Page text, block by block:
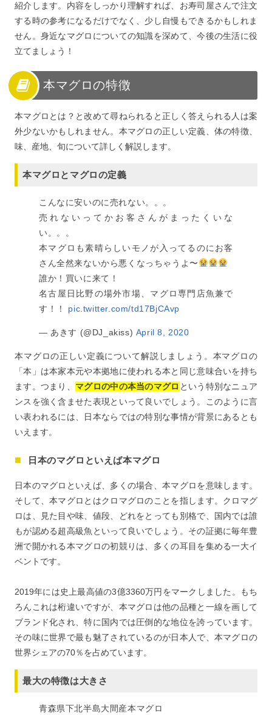
紹介します。内容をしっかり理解すれば、お寿司屋さんで注文
する時の参考になるだけでなく、少し自慢もできるかもしれま
せん。身近なマグロについての知識を深めて、今後の生活に役
立てましょう！
本マグロの特徴
本マグロとは？と改めて尋ねられると正しく答えられる人は案
外少ないかもしれません。本マグロの正しい定義、体の特徴、
味、産地、旬について詳しく解説します。
本マグロとマグロの定義
こんなに安いのに売れない。。。
売れないってかお客さんがまったくいな
い。。。
本マグロも素晴らしいモノが入ってるのにお客
さん全然来ないから悪くなっちゃうよ〜
誰か！買いに来て！
名古屋日比野の場外市場、マグロ専門店魚兼で
す！！ pic.twitter.com/td17BjCAvp
— あきす (@DJ_akiss) April 8, 2020
本マグロの正しい定義について解説しましょう。本マグロの
「本」は本家本元や本拠地に使われる本と同じ意味合いを持ち
ます。つまり、 マグロの中の本当のマグロ という特別なニュア
ンスを強く含ませた表現といって良いでしょう。このように言
い表われるには、日本ならではの特別な事情が背景にあるとも
いえます。
日本のマグロといえば本マグロ
日本のマグロといえば、多くの場合、本マグロを意味します。
そして、本マグロとはクロマグロのことを指します。クロマグ
ロは、見た目や味、値段、どれをとっても別格で、国内では誰
もが認める超高級魚といって良いでしょう。その証拠に毎年豊
洲で開かれる本マグロの初競りは、多くの耳目を集める一大イ
ベントです。
2019年には史上最高値の3億3360万円をマークしました。もち
ろんこれは桁違いですが、本マグロは他の品種と一線を画して
ブランド化され、特に国内では圧倒的な地位を誇っています。
その味に世界で最も魅了されているのが日本人で、本マグロの
世界シェアの70％を占めています。
最大の特徴は大きさ
青森県下北半島大間産本マグロ